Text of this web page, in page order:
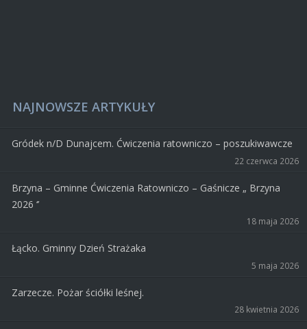
NAJNOWSZE ARTYKUŁY
Gródek n/D Dunajcem. Ćwiczenia ratowniczo – poszukiwawcze
22 czerwca 2026
Brzyna – Gminne Ćwiczenia Ratowniczo – Gaśnicze „ Brzyna
2026 ‘’
18 maja 2026
Łącko. Gminny Dzień Strażaka
5 maja 2026
Zarzecze. Pożar ściółki leśnej.
28 kwietnia 2026